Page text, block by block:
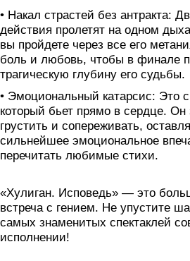
• Накал страстей без антракта:
действия пролетят на одном
вы пройдете через все его
боль и любовь, чтобы в финале
трагическую глубину его судьбы.
• Эмоциональный катарсис: Это
который бьет прямо в сердце. Он
грустить и сопереживать,
сильнейшее эмоциональное
перечитать любимые стихи.
«Хулиган. Исповедь» — это
встреча с гением. Не упустите
самых знаменитых спектаклей
исполнении!